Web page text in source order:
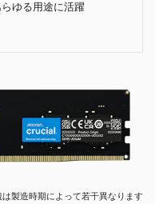
ゆる用途に活躍
製造時期によって若干異なります